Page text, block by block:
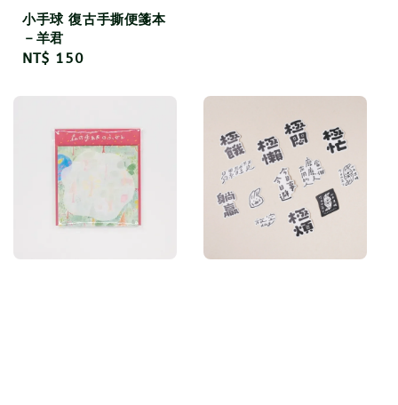
小手球 復古手撕便箋本
－羊君
Regular
NT$ 150